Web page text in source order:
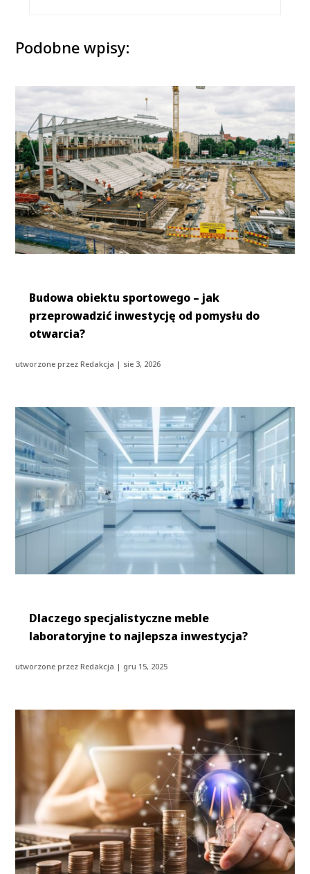
Podobne wpisy:
Budowa obiektu sportowego – jak
przeprowadzić inwestycję od pomysłu do
otwarcia?
utworzone przezRedakcja | sie 3, 2026
Dlaczego specjalistyczne meble
laboratoryjne to najlepsza inwestycja?
utworzone przezRedakcja | gru 15, 2025